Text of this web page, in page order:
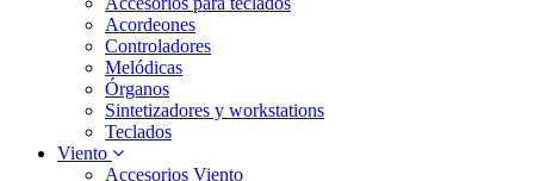
Acordeones
Controladores
Melódicas
Órganos
Sintetizadores y workstations
Teclados
Viento
Accesorios Viento